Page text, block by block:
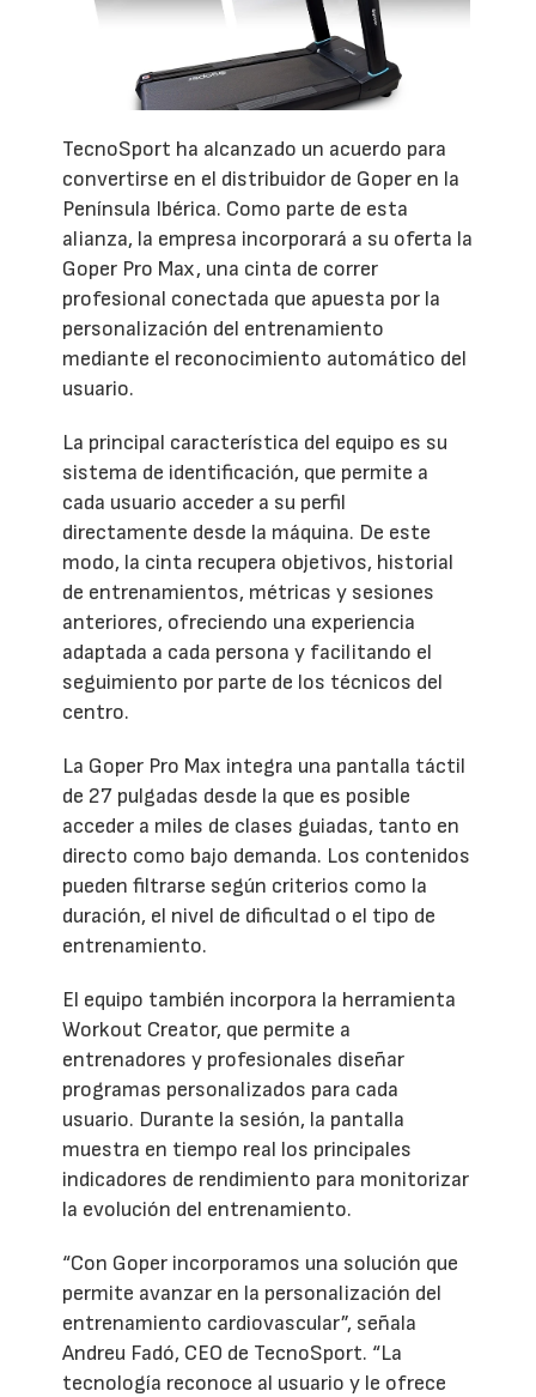
TecnoSport ha alcanzado un acuerdo para
convertirse en el distribuidor de Goper en la
Península Ibérica. Como parte de esta
alianza, la empresa incorporará a su oferta la
Goper Pro Max, una cinta de correr
profesional conectada que apuesta por la
personalización del entrenamiento
mediante el reconocimiento automático del
usuario.
La principal característica del equipo es su
sistema de identificación, que permite a
cada usuario acceder a su perfil
directamente desde la máquina. De este
modo, la cinta recupera objetivos, historial
de entrenamientos, métricas y sesiones
anteriores, ofreciendo una experiencia
adaptada a cada persona y facilitando el
seguimiento por parte de los técnicos del
centro.
La Goper Pro Max integra una pantalla táctil
de 27 pulgadas desde la que es posible
acceder a miles de clases guiadas, tanto en
directo como bajo demanda. Los contenidos
pueden filtrarse según criterios como la
duración, el nivel de dificultad o el tipo de
entrenamiento.
El equipo también incorpora la herramienta
Workout Creator, que permite a
entrenadores y profesionales diseñar
programas personalizados para cada
usuario. Durante la sesión, la pantalla
muestra en tiempo real los principales
indicadores de rendimiento para monitorizar
la evolución del entrenamiento.
“Con Goper incorporamos una solución que
permite avanzar en la personalización del
entrenamiento cardiovascular”, señala
Andreu Fadó, CEO de TecnoSport. “La
tecnología reconoce al usuario y le ofrece